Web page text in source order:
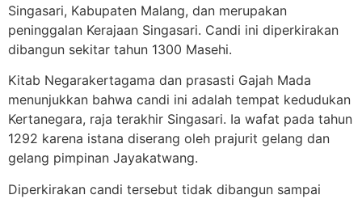
Singasari, Kabupaten Malang, dan merupakan
peninggalan Kerajaan Singasari. Candi ini diperkirakan
dibangun sekitar tahun 1300 Masehi.
Kitab Negarakertagama dan prasasti Gajah Mada
menunjukkan bahwa candi ini adalah tempat kedudukan
Kertanegara, raja terakhir Singasari. Ia wafat pada tahun
1292 karena istana diserang oleh prajurit gelang dan
gelang pimpinan Jayakatwang.
Diperkirakan candi tersebut tidak dibangun sampai